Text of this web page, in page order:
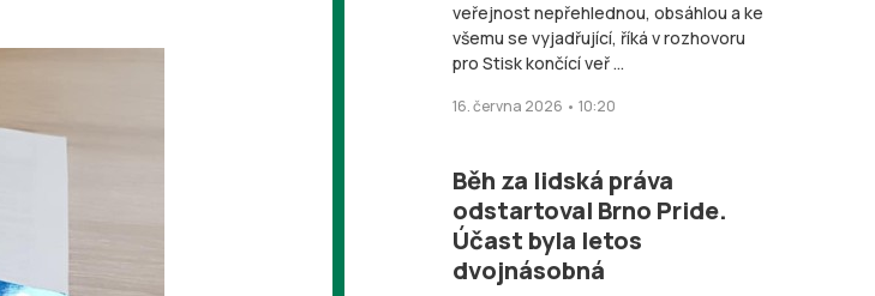
veřejnost nepřehlednou, obsáhlou a ke
všemu se vyjadřující, říká v rozhovoru
pro Stisk končící veř ...
16. června 2026 • 10:20
Běh za lidská práva
odstartoval Brno Pride.
Účast byla letos
dvojnásobná